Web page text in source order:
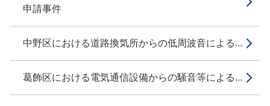
申請事件
中野区における道路換気所からの低周波音による...
葛飾区における電気通信設備からの騒音等による...